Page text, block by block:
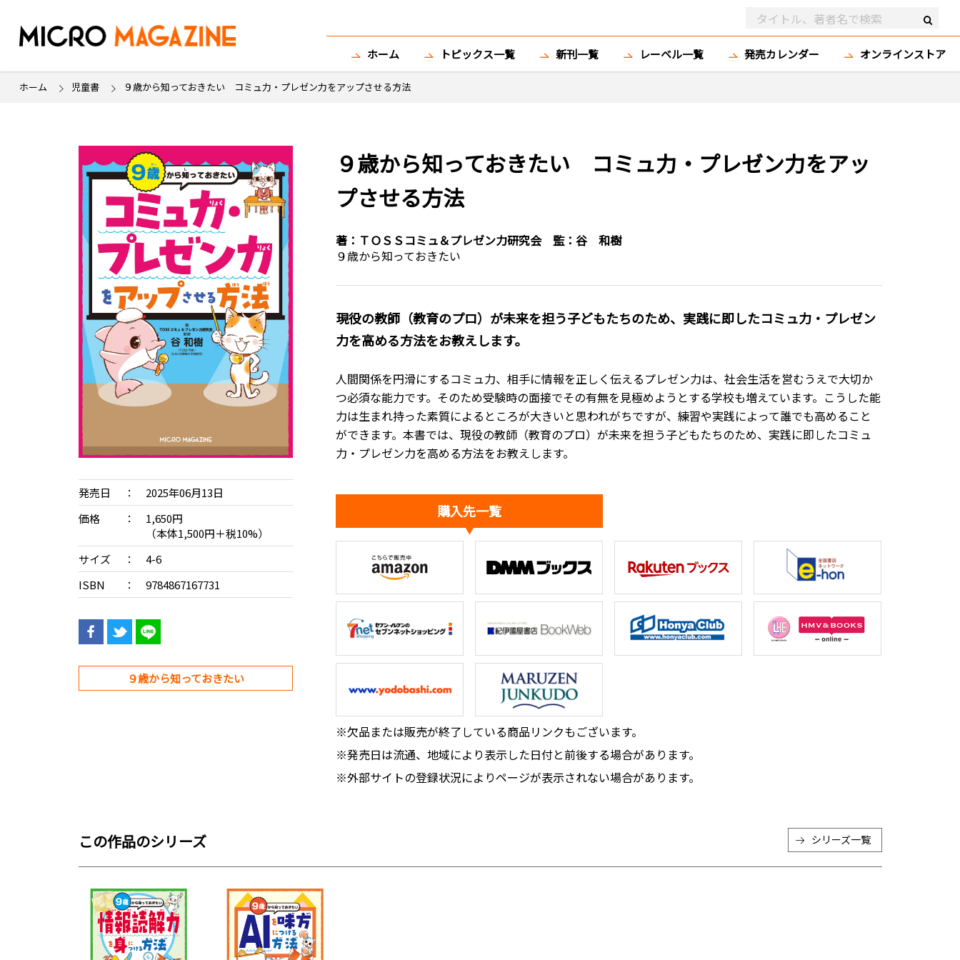
ホーム トピックス一覧 新刊一覧 レーベル一覧 発売カレンダー オンラインストア
ホーム 児童書 ９歳から知っておきたい コミュ力・プレゼン力をアップさせる方法
発売日
2025年06月13日
価格
1,650円
（本体1,500円＋税10%）
サイズ
4-6
ISBN
9784867167731
９歳から知っておきたい
９歳から知っておきたい コミュ力・プレゼン力をアッ
プさせる方法
著： ＴＯＳＳコミュ＆プレゼン力研究会 監： 谷 和樹
９歳から知っておきたい
現役の教師（教育のプロ）が未来を担う子どもたちのため、実践に即したコミュ力・プレゼン
力を高める方法をお教えします。
人間関係を円滑にするコミュ力、相手に情報を正しく伝えるプレゼン力は、社会生活を営むうえで大切か
つ必須な能力です。そのため受験時の面接でその有無を見極めようとする学校も増えています。こうした能
力は生まれ持った素質によるところが大きいと思われがちですが、練習や実践によって誰でも高めること
ができます。本書では、現役の教師（教育のプロ）が未来を担う子どもたちのため、実践に即したコミュ
力・プレゼン力を高める方法をお教えします。
購入先一覧
※欠品または販売が終了している商品リンクもございます。
※発売日は流通、地域により表示した日付と前後する場合があります。
※外部サイトの登録状況によりページが表示されない場合があります。
この作品のシリーズ シリーズ一覧